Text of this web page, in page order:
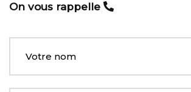
On vous rappelle